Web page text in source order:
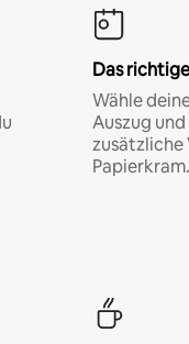
Das
Wähle
Auszug